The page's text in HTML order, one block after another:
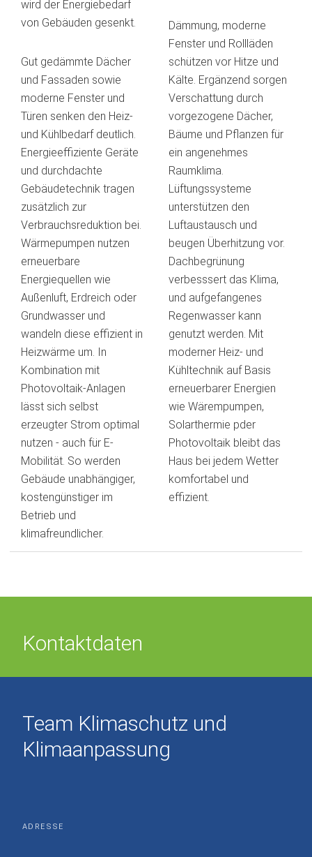
wird der Energiebedarf
von Gebäuden gesenkt.
Gut gedämmte Dächer
und Fassaden sowie
moderne Fenster und
Türen senken den Heiz-
und Kühlbedarf deutlich.
Energieeffiziente Geräte
und durchdachte
Gebäudetechnik tragen
zusätzlich zur
Verbrauchsreduktion bei.
Wärmepumpen nutzen
erneuerbare
Energiequellen wie
Außenluft, Erdreich oder
Grundwasser und
wandeln diese effizient in
Heizwärme um. In
Kombination mit
Photovoltaik-Anlagen
lässt sich selbst
erzeugter Strom optimal
nutzen - auch für E-
Mobilität. So werden
Gebäude unabhängiger,
kostengünstiger im
Betrieb und
klimafreundlicher.
Dämmung, moderne
Fenster und Rollläden
schützen vor Hitze und
Kälte. Ergänzend sorgen
Verschattung durch
vorgezogene Dächer,
Bäume und Pflanzen für
ein angenehmes
Raumklima.
Lüftungssysteme
unterstützen den
Luftaustausch und
beugen Überhitzung vor.
Dachbegrünung
verbesssert das Klima,
und aufgefangenes
Regenwasser kann
genutzt werden. Mit
moderner Heiz- und
Kühltechnik auf Basis
erneuerbarer Energien
wie Wärempumpen,
Solarthermie pder
Photovoltaik bleibt das
Haus bei jedem Wetter
komfortabel und
effizient.
Kontaktdaten
Team Klimaschutz und
Klimaanpassung
ADRESSE